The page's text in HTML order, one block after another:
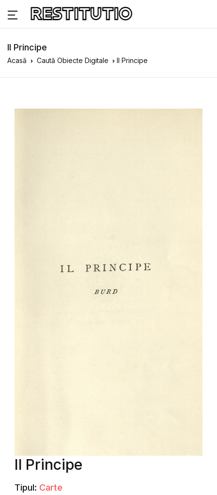
Il Principe
Acasă Caută Obiecte Digitale Il Principe
Il Principe
Tipul: Carte